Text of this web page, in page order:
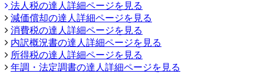
法人税の達人詳細ページを見る
減価償却の達人詳細ページを見る
消費税の達人詳細ページを見る
内訳概況書の達人詳細ページを見る
所得税の達人詳細ページを見る
年調・法定調書の達人詳細ページを見る